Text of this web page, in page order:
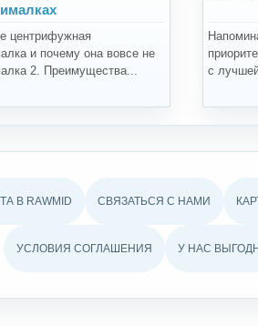
центрифужная
и почему она вовсе не
2. Преимущества...
с
В RAWMID СВЯЗАТЬСЯ С НАМИ
УСЛОВИЯ СОГЛАШЕНИЯ У НАС